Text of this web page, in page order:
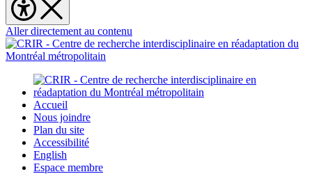
Aller directement au contenu
Accueil
Nous joindre
Plan du site
Accessibilité
English
Espace membre